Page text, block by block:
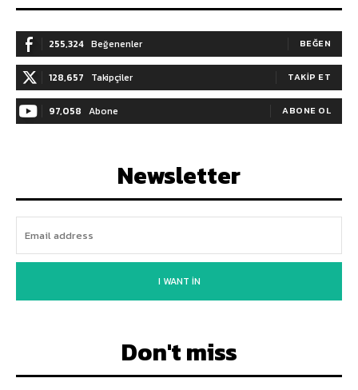
255,324 Beğenenler BEĞEN
128,657 Takipçiler TAKIP ET
97,058 Abone ABONE OL
Newsletter
I WANT IN
Don't miss